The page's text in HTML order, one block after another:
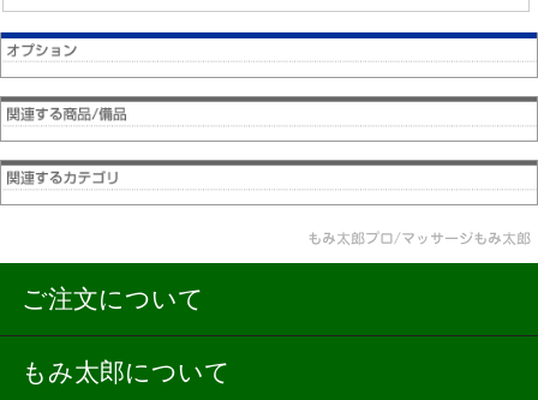
ご注文について
もみ太郎について